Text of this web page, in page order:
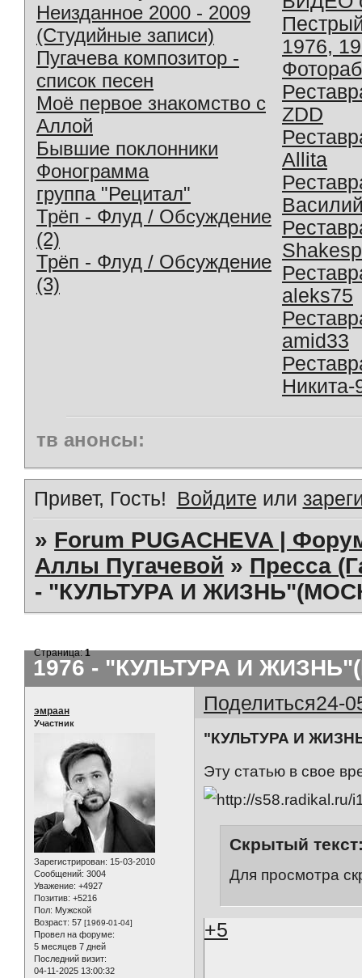
Неизданное 2000 - 2009
(Студийные записи)
Пугачева композитор -
список песен
Моё первое знакомство с
Аллой
Бывшие поклонники
Фонограмма
группа "Рецитал"
Трёп - Флуд / Обсуждение
(2)
Трёп - Флуд / Обсуждение
(3)
1976,
ZDD
Allita
aleks75
amid33
Никита-
тв анонсы:
Привет, Гость! Войдите или
» Forum PUGACHEVA |
Аллы Пугачевой » Пресса
- "КУЛЬТУРА И
1976 - "КУЛЬТУРА И
Страница:1
Поделиться24-
эмраан
Участник
Зарегистрирован: 15-03-2010
Сообщений: 3004
Уважение: +4927
Позитив: +5216
Пол: Мужской
Возраст: 57 [1969-01-04]
Провел на форуме:
5 месяцев 7 дней
Последний визит:
04-11-2025 13:00:32
"КУЛЬТУРА И
Эту статью в свое
Скрытый
Для просмотра
+5